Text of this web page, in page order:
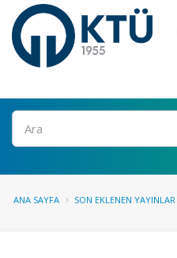
Ara
ANA SAYFA SON EKLENEN YAYINLAR